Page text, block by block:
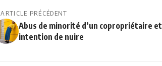
ARTICLE PRÉCÉDENT
Abus de minorité d’un copropriétaire et
intention de nuire